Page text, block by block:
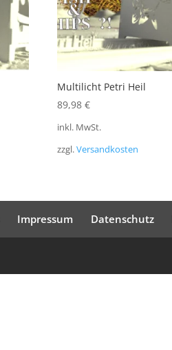
Multilicht Petri Heil
89,98€
inkl. MwSt.
zzgl.Versandkosten
Impressum Datenschutz